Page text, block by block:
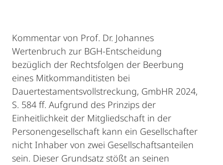
Kommentar von Prof. Dr. Johannes
Wertenbruch zur BGH-Entscheidung
bezüglich der Rechtsfolgen der Beerbung
eines Mitkommanditisten bei
Dauertestamentsvollstreckung, GmbHR 2024,
S. 584 ff. Aufgrund des Prinzips der
Einheitlichkeit der Mitgliedschaft in der
Personengesellschaft kann ein Gesellschafter
nicht Inhaber von zwei Gesellschaftsanteilen
sein. Dieser Grundsatz stößt an seinen